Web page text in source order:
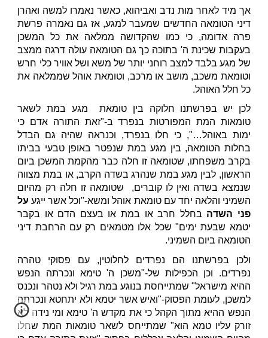
אך מיד לאחר מות נדב ואביהוא, כאשר נאמרו למשה ואהרן
דיני הטומאה החדשים שמעבר למגע, אז גם נאמרה פרשת
פרה אדומה, כי כמו שהקדושה ממלאה את כל המשכן
בעקבות שכינת ה' בתוכה כך גם הטומאה עולה דרגה ממצב
של מגע בלבד למצב רוחני יותר של משא ושל אוויר כלי חרש
וטומאת משכב, מושב או מרכב, וטומאת אוהל שממלאה את
כל חלל האוהל.
לכן יש בפרשתנו חלוקה בין טומאת מגע במת לשאר
טומאות המת המפורטות בנפרד ב-"זאת התורה אדם כי
ימות באוהל…", כי חלו בנפרד, וכנראה שהיה גם הבדל
בחלות הטומאה, בין מגע במת שנפטר באופן טבעי בביתו
בקרב משפחתו, שטומאה זו חלה כבר מהקמת המשכן ביום
הראשון, לבין מגע במת שנהרג בשדה הקרב, או במת מצווה
שנמצא בשדה ואין לו קוברים, שטומאה זו חלה רק מהיום
השמיני והלאה יחד עם טומאת אוהל ומשא-"וכל אשר ייגע על
פני השדה בחלל חרב או במת או בעצם הדם או בקבר
יטמא שבעת ימים" שכל אלו מטמאים רק עם הרחבת דיני
הטומאה ביום השמיני.
ולכן בפרשתנו הם נפרדים לחלוטין, עם פסוקי טהרה
נפרדים. וכן הכפילות של-"משכן ה' טימא ונכרתה הנפש
ההיא מישראל" שמתייחסת בנוגע במת רגיל ולא נטהר ונכנס
למשכן, לעומת הפסוק-"ואיש אשר יטמא ולא יתחטא ונכרתה
הנפש ההיא מתוך הקהל כי את מקדש ה' טימא ומי נידה לא
זורק עליו טמא הוא" שמתייחס לשאר טומאות המת שחלו